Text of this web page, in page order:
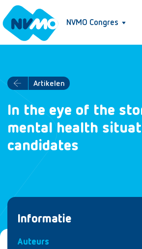
NVMO Congres
Artikelen
In the eye of the
mental health
candidates
Informatie
Auteurs